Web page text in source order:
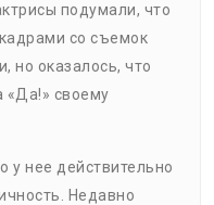
подумали, что
со съемок
но оказалось, что
«Да!» своему
у нее действительно
Недавно